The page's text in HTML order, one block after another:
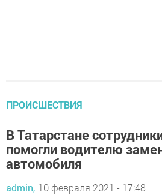
ПРОИСШЕСТВИЯ
В Татарстане
помогли водителю
автомобиля
admin, 10 февраля 2021 - 17:48